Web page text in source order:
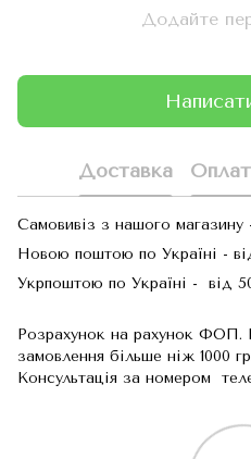
Додайте
Доставка
Самовивіз з нашого
Новою поштою по Україні -
Укрпоштою по Україні - від
Розрахунок на рахунок ФОП.
замовлення більше ніж 1000
Консультація за номером